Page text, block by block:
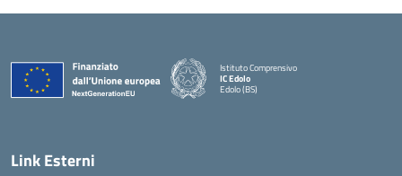
Istituto Comprensivo
IC Edolo
Edolo (BS)
Link Esterni